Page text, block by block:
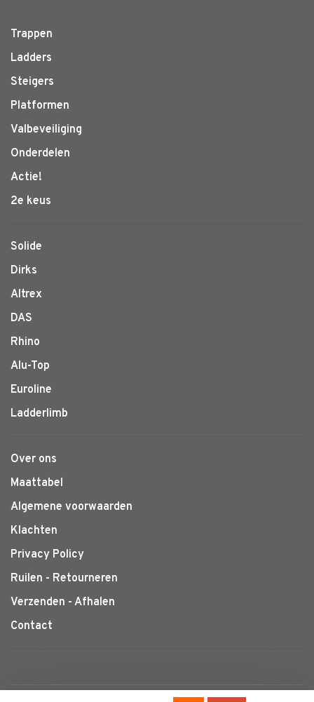
Trappen
Ladders
Steigers
Platformen
Valbeveiliging
Onderdelen
Actie!
2e keus
Solide
Dirks
Altrex
DAS
Rhino
Alu-Top
Euroline
Ladderlimb
Over ons
Maattabel
Algemene voorwaarden
Klachten
Privacy Policy
Ruilen - Retourneren
Verzenden - Afhalen
Contact